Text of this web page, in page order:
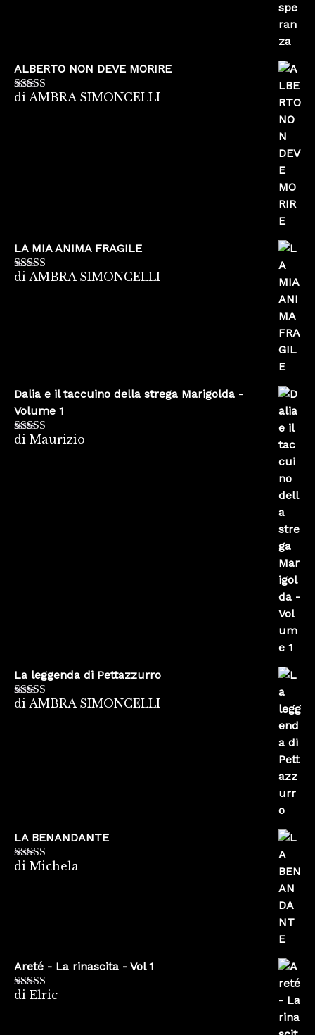
ALBERTO NON DEVE MORIRE
Valutato5su
di AMBRA SIMONCELLI
LA MIA ANIMA FRAGILE
Valutato5su
di AMBRA SIMONCELLI
Dalia e il taccuino della strega Marigolda -
Volume 1
Valutato4
di Maurizio
La leggenda di Pettazzurro
Valutato5su
di AMBRA SIMONCELLI
LA BENANDANTE
Valutato5su
di Michela
Areté - La rinascita - Vol 1
Valutato5
di Elric